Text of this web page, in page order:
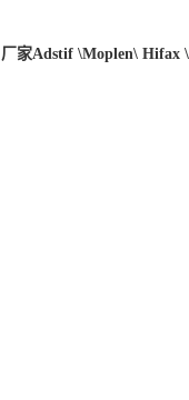
家Adstif \Moplen\ Hifax